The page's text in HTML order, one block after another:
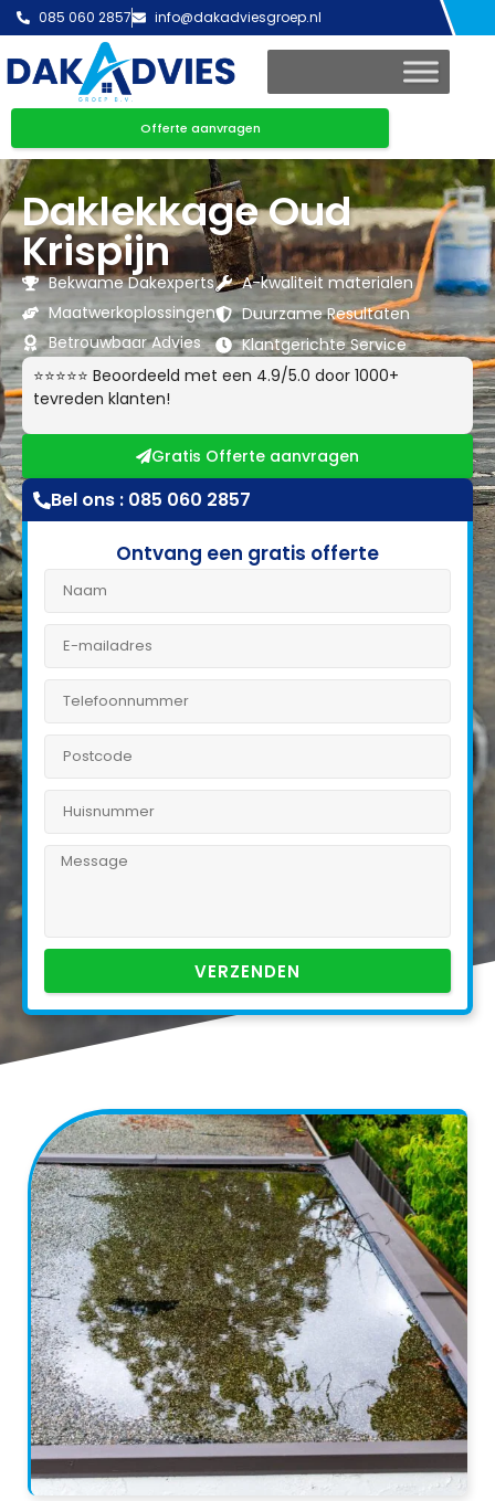
085 060 2857 info@dakadviesgroep.nl
Offerte aanvragen
Daklekkage Oud
Krispijn
Bekwame Dakexperts
Maatwerkoplossingen
Betrouwbaar Advies
A-kwaliteit materialen
Duurzame Resultaten
Klantgerichte Service
⭐⭐⭐⭐⭐ Beoordeeld met een 4.9/5.0 door 1000+
tevreden klanten!
Gratis Offerte aanvragen
Bel ons : 085 060 2857
Ontvang een gratis offerte
VERZENDEN